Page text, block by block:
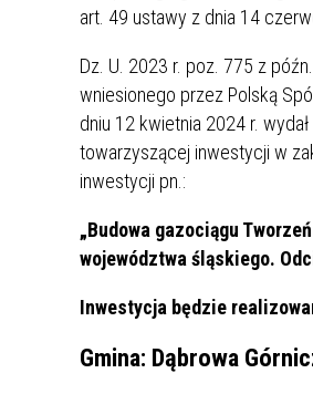
KARTA DUŻEJ RODZINY
AKTYWIZACJA
ZAWODOWA OSÓB
NIEPEŁNOSPRAWNYCH
PODATKI LOKALNE –
PODSTAWOWE
STAWKI I FORMULARZE
INFORMACJE ZUS
AWANS ZAWODOWY
STYPENDIUM MIASTA
DOTACJE DLA
SZKÓŁ I PRZEDSZKOLI
BĘDZINIE
art. 49 ustawy z dnia 14
Dz. U. 2023 r. poz. 775 z
wniesionego przez Polską
dniu 12 kwietnia 2024 r.
towarzyszącej inwestycji w
inwestycji pn.:
„Budowa gazociągu
województwa śląskiego.
Inwestycja będzie
Gmina: Dąbrowa